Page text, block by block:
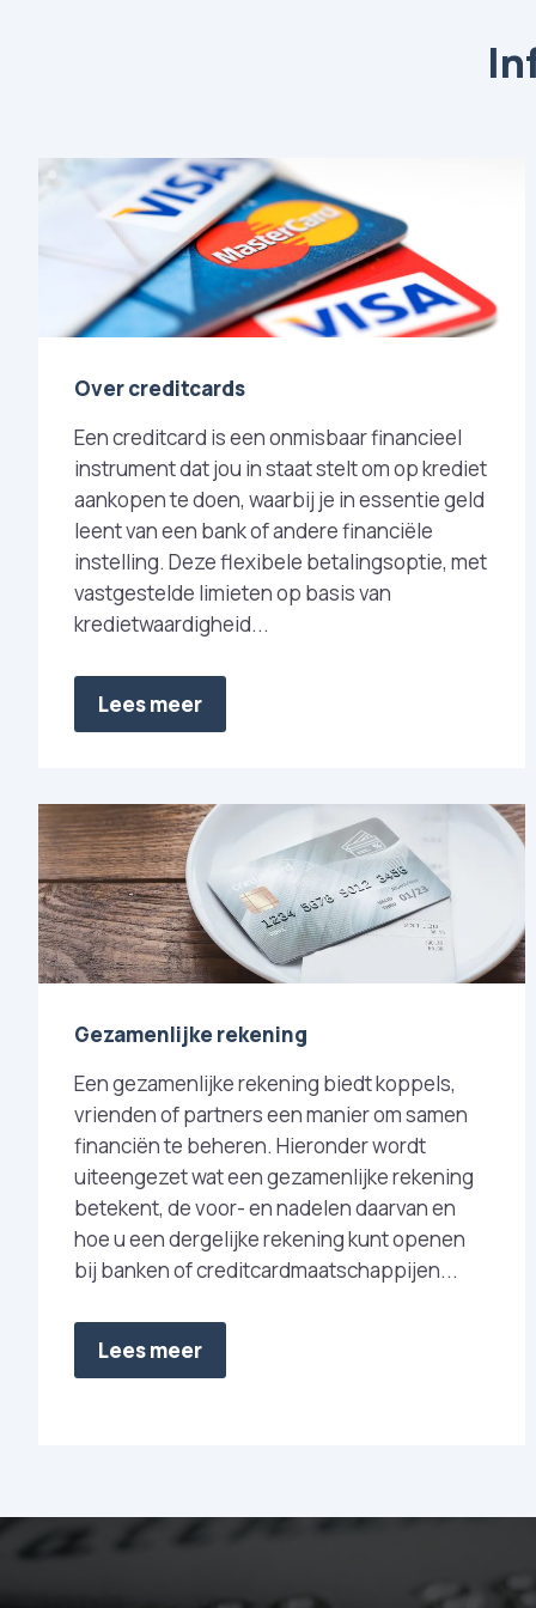
Over creditcards
Een creditcard is een onmisbaar financieel
instrument dat jou in staat stelt om op krediet
aankopen te doen, waarbij je in essentie geld
leent van een bank of andere financiële
instelling. Deze flexibele betalingsoptie, met
vastgestelde limieten op basis van
kredietwaardigheid...
Lees meer
Gezamenlijke rekening
Een gezamenlijke rekening biedt koppels,
vrienden of partners een manier om samen
financiën te beheren. Hieronder wordt
uiteengezet wat een gezamenlijke rekening
betekent, de voor- en nadelen daarvan en
hoe u een dergelijke rekening kunt openen
bij banken of creditcardmaatschappijen...
Lees meer